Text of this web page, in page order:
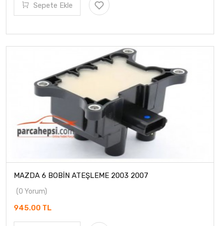
Sepete Ekle
MAZDA 6 BOBİN ATEŞLEME 2003 2007
(0 Yorum)
945.00 TL